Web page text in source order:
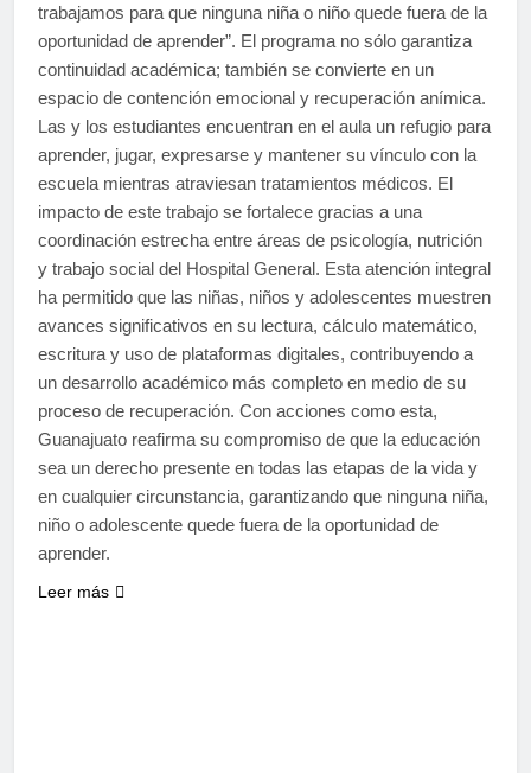
trabajamos para que ninguna niña o niño quede fuera de la
oportunidad de aprender”. El programa no sólo garantiza
continuidad académica; también se convierte en un
espacio de contención emocional y recuperación anímica.
Las y los estudiantes encuentran en el aula un refugio para
aprender, jugar, expresarse y mantener su vínculo con la
escuela mientras atraviesan tratamientos médicos. El
impacto de este trabajo se fortalece gracias a una
coordinación estrecha entre áreas de psicología, nutrición
y trabajo social del Hospital General. Esta atención integral
ha permitido que las niñas, niños y adolescentes muestren
avances significativos en su lectura, cálculo matemático,
escritura y uso de plataformas digitales, contribuyendo a
un desarrollo académico más completo en medio de su
proceso de recuperación. Con acciones como esta,
Guanajuato reafirma su compromiso de que la educación
sea un derecho presente en todas las etapas de la vida y
en cualquier circunstancia, garantizando que ninguna niña,
niño o adolescente quede fuera de la oportunidad de
aprender.
Leer más